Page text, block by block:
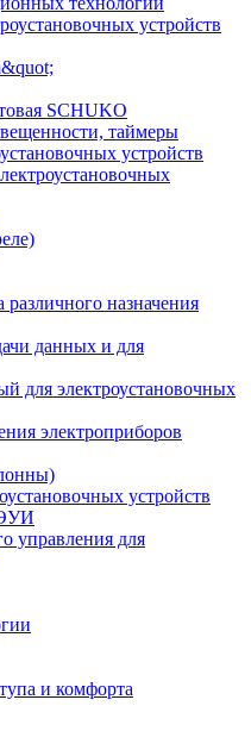
устройств
SCHUKO
таймеры
устройств
назначения
данных и для
для электроустановочных
электроприборов
устройств
управления для
и комфорта